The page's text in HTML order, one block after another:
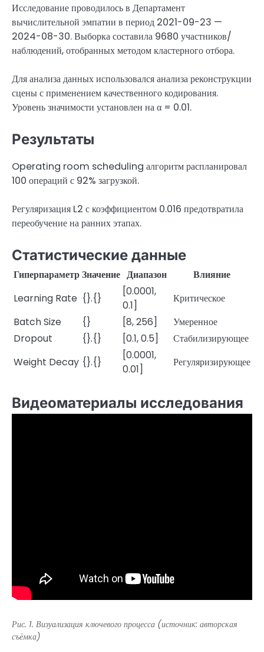
Исследование проводилось в Департамент
вычислительной эмпатии в период 2021-09-23 —
2024-08-30. Выборка составила 9680 участников/
наблюдений, отобранных методом кластерного отбора.
Для анализа данных использовался анализа реконструкции
сцены с применением качественного кодирования.
Уровень значимости установлен на α = 0.01.
Результаты
Operating room scheduling алгоритм распланировал
100 операций с 92% загрузкой.
Регуляризация L2 с коэффициентом 0.016 предотвратила
переобучение на ранних этапах.
Статистические данные
ГиперпараметрЗначение Диапазон
Влияние
Learning Rate {}.{}
[0.0001,
0.1]
Критическое
Batch Size
{} [8, 256]
Умеренное
Dropout
{}.{} [0.1, 0.5]
Стабилизирующее
Weight Decay {}.{}
[0.0001,
0.01]
Регуляризирующее
Видеоматериалы исследования
Рис. 1. Визуализация ключевого процесса (источник: авторская
съёмка)